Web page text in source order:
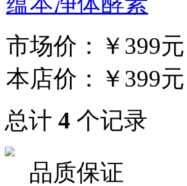
市场价：
￥399元
本店价：
￥399元
总计 4 个记录
品质保证